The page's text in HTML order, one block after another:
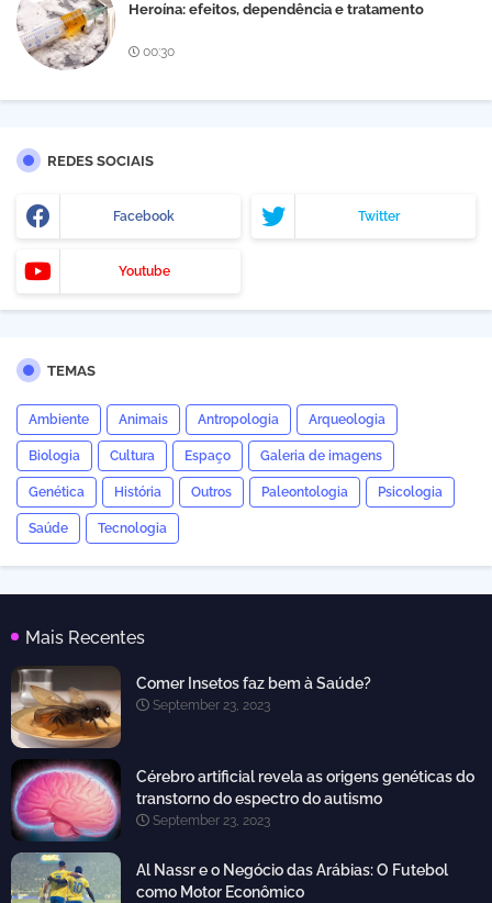
Heroína: efeitos, dependência e tratamento
00:30
REDES SOCIAIS
Facebook Twitter
Youtube
TEMAS
Ambiente Animais Antropologia Arqueologia
Biologia Cultura Espaço Galeria de imagens
Genética História Outros Paleontologia Psicologia
Saúde Tecnologia
Mais Recentes
Comer Insetos faz bem à Saúde?
September 23, 2023
Cérebro artificial revela as origens genéticas do
transtorno do espectro do autismo
September 23, 2023
Al Nassr e o Negócio das Arábias: O Futebol
como Motor Econômico